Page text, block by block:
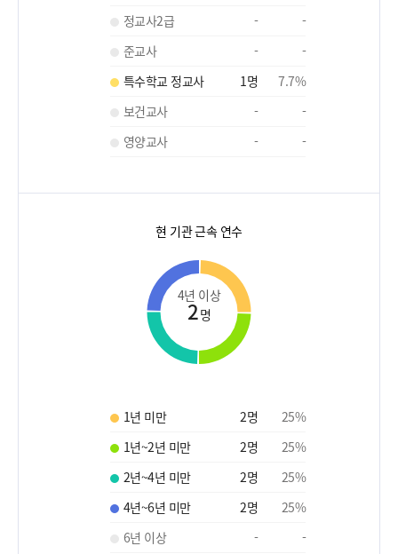
정교사2급
-
-
준교사
-
-
특수학교 정교사
1명 7.7%
보건교사
-
-
영양교사
- -
현 기관 근속 연수
4년 이상
2명
1년 미만 2명 25%
1년~2년 미만
2명 25%
2년~4년 미만
2명 25%
4년~6년 미만
2명 25%
6년 이상
- -